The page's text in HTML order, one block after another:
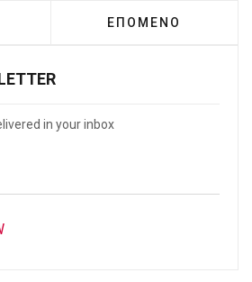
ΆΡΘΡΟ: ΝΊΚΑΙΑ:ΕΠΌΜΕΝΟ ΆΡΘΡΟ:
ΕΠΌΜΕΝΟ
in your inbox